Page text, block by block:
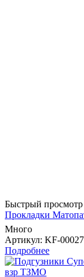
Быстрый просмотр
Прокладки
Много
Артикул: KF-
Подробнее